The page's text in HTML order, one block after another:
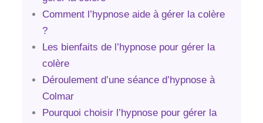
Comment l’hypnose aide à gérer la colère
?
Les bienfaits de l’hypnose pour gérer la
colère
Déroulement d’une séance d’hypnose à
Colmar
Pourquoi choisir l’hypnose pour gérer la